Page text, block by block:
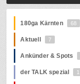
180ga Kärnten 68
Aktuell 7
Ankünder & Spots
der TALK spezial 1